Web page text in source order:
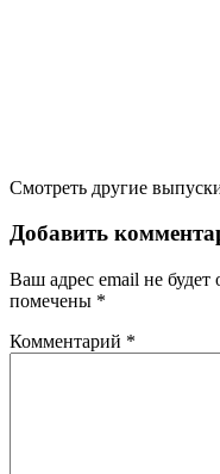
Смотреть другие
Добавить
Ваш адрес email не будет
помечены *
Комментарий *